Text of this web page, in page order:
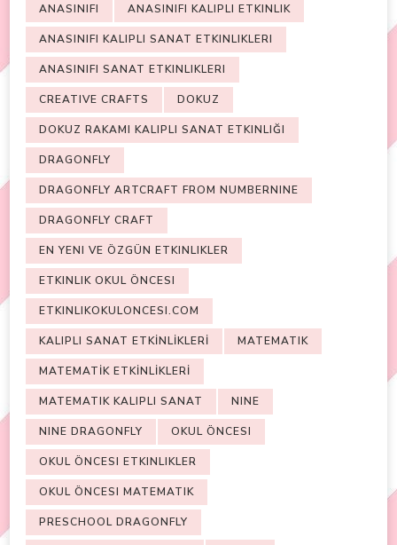
ANASINIFI ANASINIFI KALIPLI ETKINLIK
ANASINIFI KALIPLI SANAT ETKINLIKLERI
ANASINIFI SANAT ETKINLIKLERI
CREATIVE CRAFTS DOKUZ
DOKUZ RAKAMI KALIPLI SANAT ETKINLIĞI
DRAGONFLY
DRAGONFLY ARTCRAFT FROM NUMBERNINE
DRAGONFLY CRAFT
EN YENI VE ÖZGÜN ETKINLIKLER
ETKINLIK OKUL ÖNCESI
ETKINLIKOKULONCESI.COM
KALIPLI SANAT ETKİNLİKLERİ MATEMATIK
MATEMATİK ETKİNLİKLERİ
MATEMATIK KALIPLI SANAT NINE
NINE DRAGONFLY OKUL ÖNCESI
OKUL ÖNCESI ETKINLIKLER
OKUL ÖNCESI MATEMATIK
PRESCHOOL DRAGONFLY